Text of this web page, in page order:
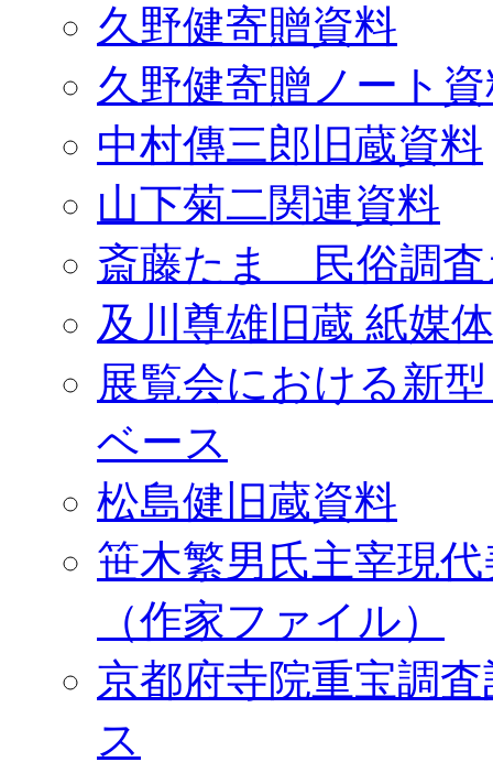
久野健寄贈資料
久野健寄贈ノート
中村傳三郎旧蔵資料
山下菊二関連資料
斎藤たま 民俗調査
及川尊雄旧蔵 紙媒
展覧会における新
ベース
松島健旧蔵資料
笹木繁男氏主宰現
（作家ファイル）
京都府寺院重宝調
ス